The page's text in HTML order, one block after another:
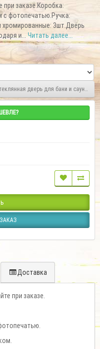
заказе.Коробка:
c фотопечатью.Ручка:
хромированные: 3шт.Дверь
и...Читать далее...
190*70 А045
дверь для бани и сауны с
Доставка
при заказе.